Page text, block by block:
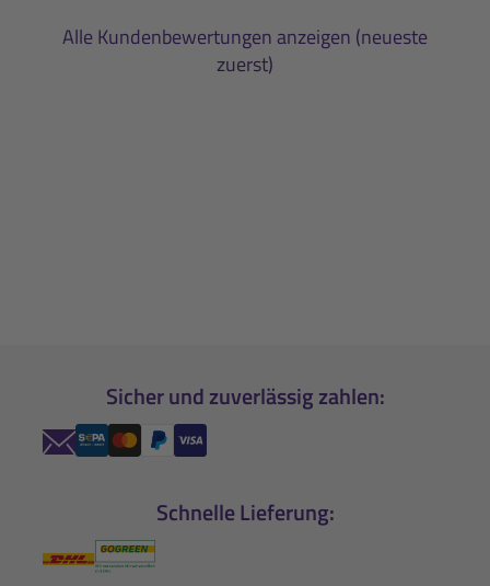
Alle Kundenbewertungen anzeigen (neueste
zuerst)
Sicher und zuverlässig zahlen:
Schnelle Lieferung: